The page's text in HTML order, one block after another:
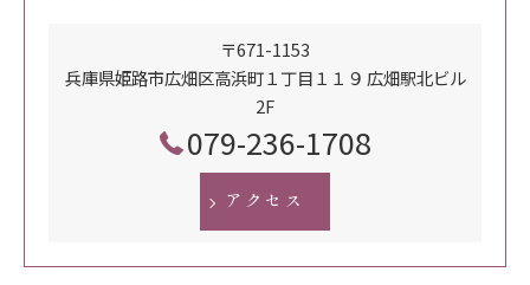
〒671-1153
兵庫県姫路市広畑区高浜町１丁目１１９ 広畑駅北ビル
2F
079-236-1708
アクセス